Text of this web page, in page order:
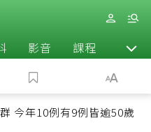
影音 課程 退休
今年10例有9例皆逾50歲